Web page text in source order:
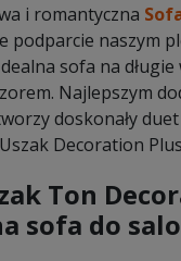
i romantyczna
podparcie naszym
sofa na
Najlepszym
doskonały
Decoration
Ton
sofa do